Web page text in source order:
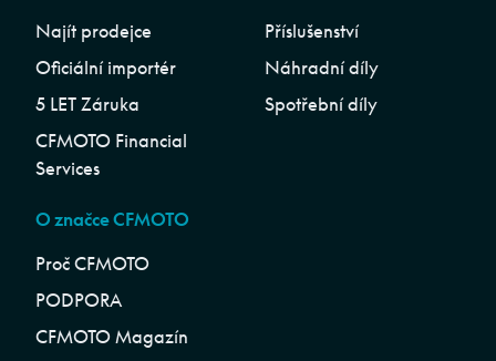
Najít prodejce
Oficiální importér
5 LET Záruka
CFMOTO Financial
Services
Příslušenství
Náhradní díly
Spotřební díly
O značce CFMOTO
Proč CFMOTO
PODPORA
CFMOTO Magazín